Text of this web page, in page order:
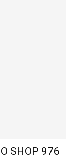
SHOP 976